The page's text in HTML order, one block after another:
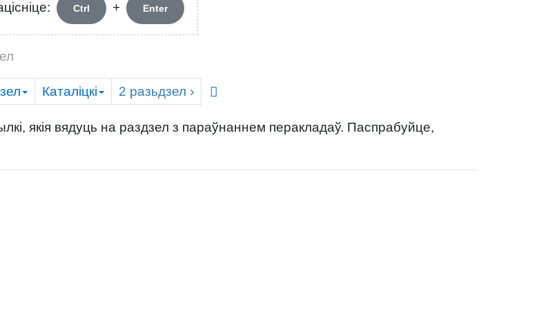
Ctrl + Enter
Каталіцкі 2 разьдзел ›
якія вядуць на раздзел з параўнаннем перакладаў. Паспрабуйце,